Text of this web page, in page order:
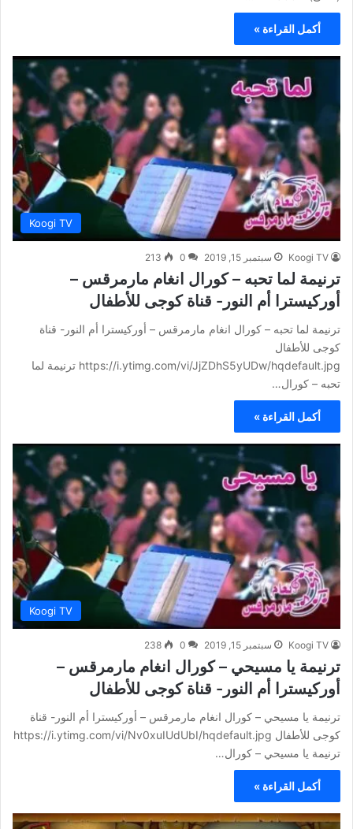
أكمل القراءة »
Koogi TV
Koogi TV سبتمبر 15, 2019 0
213
ترنيمة لما تحبه – كورال انغام مارمرقس –
أوركيسترا أم النور- قناة كوجى للأطفال
ترنيمة لما تحبه – كورال انغام مارمرقس – أوركيسترا أم النور- قناة
كوجى للأطفال
https://i.ytimg.com/vi/JjZDhS5yUDw/hqdefault.jpg ترنيمة لما
تحبه – كورال…
أكمل القراءة »
Koogi TV
Koogi TV سبتمبر 15, 2019 0
238
ترنيمة يا مسيحي – كورال انغام مارمرقس –
أوركيسترا أم النور- قناة كوجى للأطفال
ترنيمة يا مسيحي – كورال انغام مارمرقس – أوركيسترا أم النور- قناة
كوجى للأطفال https://i.ytimg.com/vi/Nv0xuIUdUbI/hqdefault.jpg
ترنيمة يا مسيحي – كورال…
أكمل القراءة »